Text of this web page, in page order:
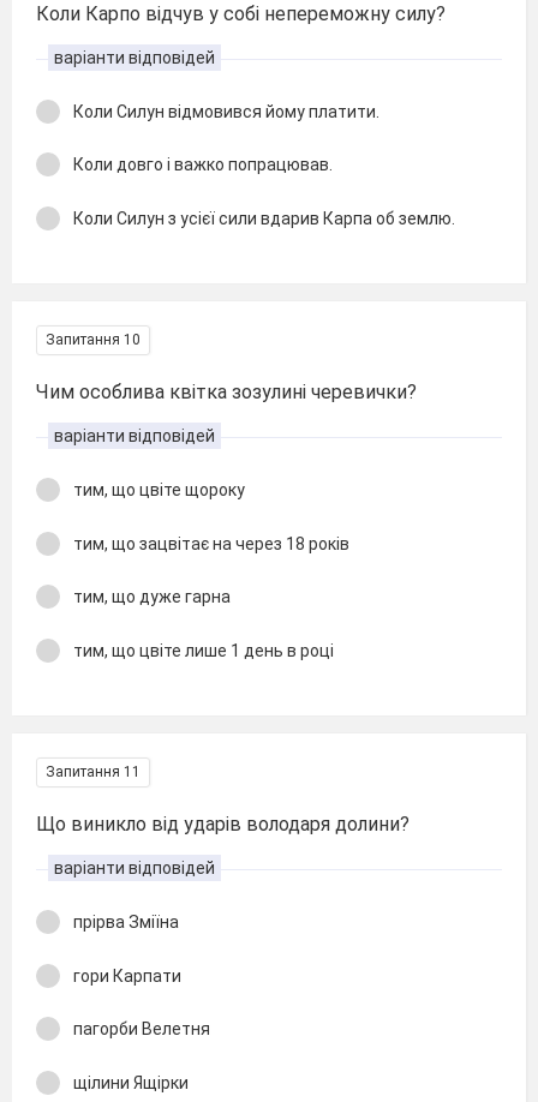
Коли Карпо відчув у собі непереможну силу?
варіанти відповідей
Коли Силун відмовився йому платити.
Коли довго і важко попрацював.
Коли Силун з усієї сили вдарив Карпа об землю.
Запитання 10
Чим особлива квітка зозулині черевички?
варіанти відповідей
тим, що цвіте щороку
тим, що зацвітає на через 18 років
тим, що дуже гарна
тим, що цвіте лише 1 день в році
Запитання 11
Що виникло від ударів володаря долини?
варіанти відповідей
прірва Зміїна
гори Карпати
пагорби Велетня
щілини Ящірки